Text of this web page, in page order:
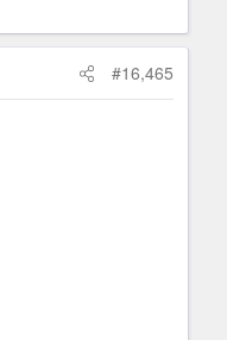
#16,465